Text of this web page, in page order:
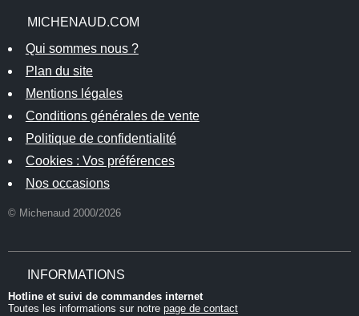
MICHENAUD.COM
Qui sommes nous ?
Plan du site
Mentions légales
Conditions générales de vente
Politique de confidentialité
Cookies : Vos préférences
Nos occasions
© Michenaud 2000/2026
INFORMATIONS
Hotline et suivi de commandes internet
Toutes les informations sur notre page de contact